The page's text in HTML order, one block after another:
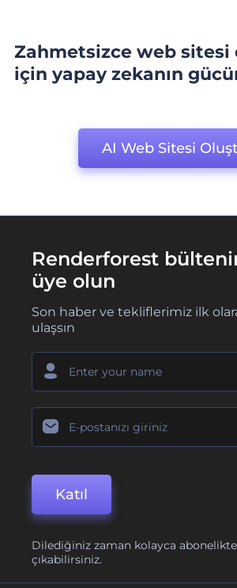
Zahmetsizce web
için yapay zekanın
AI Web Sitesi
Renderforest
üye olun
Son haber ve tekliflerimiz ilk
ulaşsın
Katıl
Dilediğiniz zaman kolayca
çıkabilirsiniz.